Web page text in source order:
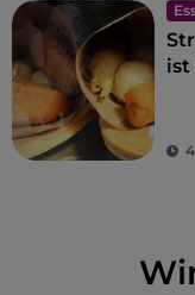
ist